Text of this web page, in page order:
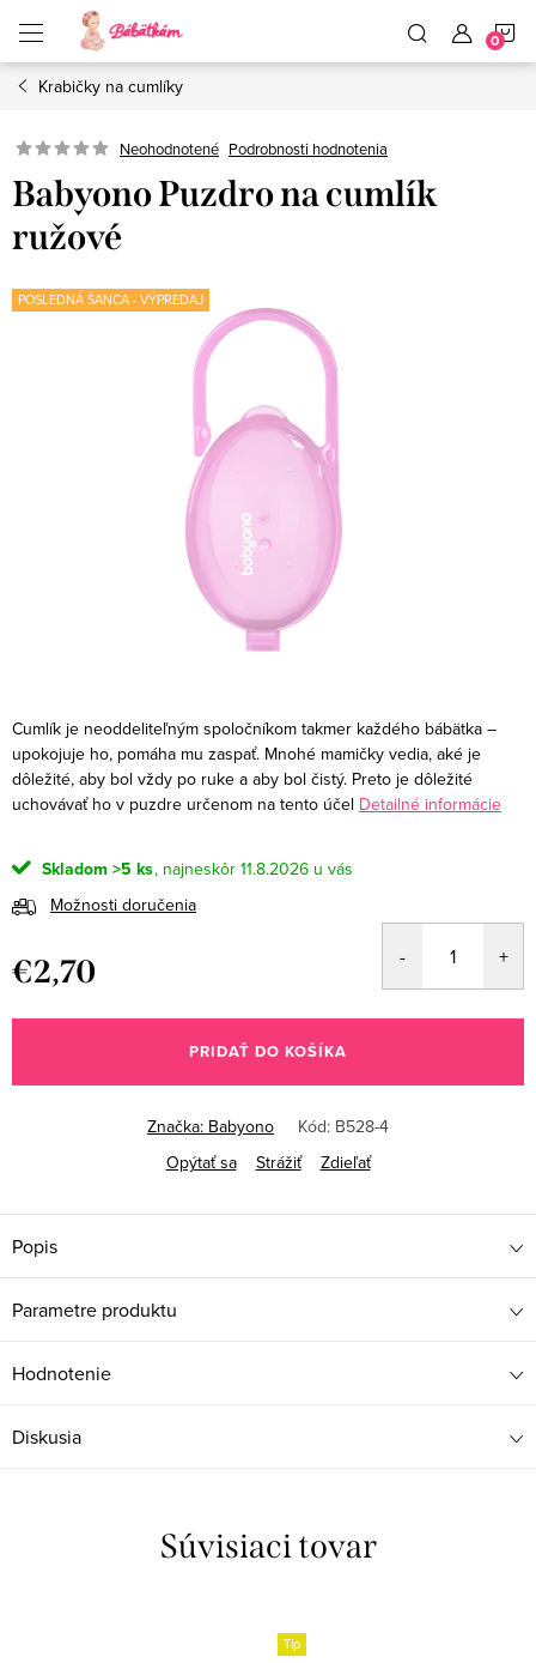
obsah
Krabičky na cumlíky
Neohodnotené Podrobnosti hodnotenia
Babyono Puzdro na cumlík
ružové
POSLEDNÁ ŠANCA - VÝPREDAJ
Cumlík je neoddeliteľným spoločníkom takmer každého bábätka –
upokojuje ho, pomáha mu zaspať. Mnohé mamičky vedia, aké je
dôležité, aby bol vždy po ruke a aby bol čistý. Preto je dôležité
uchovávať ho v puzdre určenom na tento účel Detailné informácie
Skladom >5 ks
11.8.2026
Možnosti doručenia
€2,70
cena:
PRIDAŤ DO KOŠÍKA
Značka: Babyono Kód: B528-4
Opýtať sa
Strážiť Zdieľať
Popis
Parametre produktu
Hodnotenie
Diskusia
Súvisiaci tovar
Tip